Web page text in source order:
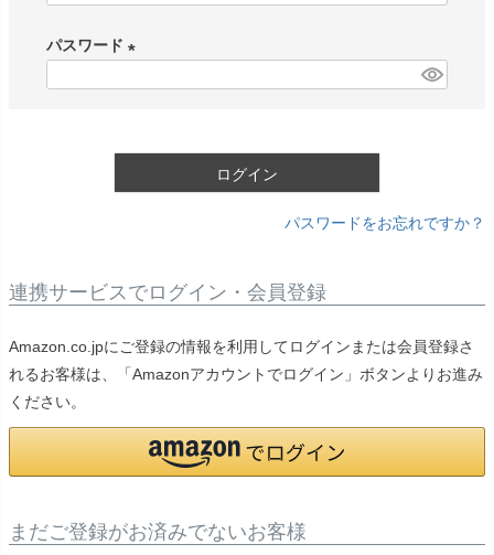
パスワード
ログイン
パスワードをお忘れですか？
連携サービスでログイン・会員登録
Amazon.co.jpにご登録の情報を利用してログインまたは会員登録さ
れるお客様は、「Amazonアカウントでログイン」ボタンよりお進み
ください。
まだご登録がお済みでないお客様